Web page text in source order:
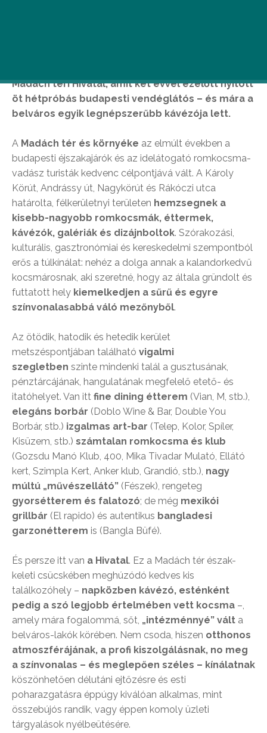
Madách téri Hivatal, amit két évvel ezelőtt nyitott
öt hétpróbás budapesti vendéglátós – és mára a
belváros egyik legnépszerűbb kávézója lett.
A Madách tér és környéke az elmúlt években a
budapesti éjszakajárók és az idelátogató romkocsma-
vadász turisták kedvenc célpontjává vált. A Károly
Körút, Andrássy út, Nagykörút és Rákóczi utca
határolta, félkerületnyi területen hemzsegnek a
kisebb-nagyobb romkocsmák, éttermek,
kávézók, galériák és dizájnboltok. Szórakozási,
kulturális, gasztronómiai és kereskedelmi szempontból
erős a túlkínálat: nehéz a dolga annak a kalandorkedvű
kocsmárosnak, aki szeretné, hogy az általa gründolt és
futtatott hely kiemelkedjen a sűrű és egyre
színvonalasabbá váló mezőnyből.
Az ötödik, hatodik és hetedik kerület
metszéspontjában található vigalmi
szegletben szinte mindenki talál a gusztusának,
pénztárcájának, hangulatának megfelelő etető- és
itatóhelyet. Van itt fine dining étterem (Vian, M, stb.),
elegáns borbár (Doblo Wine & Bar, Double You
Borbár, stb.) izgalmas art-bar (Telep, Kolor, Spíler,
Kisüzem, stb.) számtalan romkocsma és klub
(Gozsdu Manó Klub, 400, Mika Tivadar Mulató, Ellátó
kert, Szimpla Kert, Anker klub, Grandió, stb.), nagy
múltú „művészellátó” (Fészek), rengeteg
gyorsétterem és falatozó; de még mexikói
grillbár (El rapido) és autentikus bangladesi
garzonétterem is (Bangla Büfé).
És persze itt van a Hivatal. Ez a Madách tér észak-
keleti csücskében meghúzódó kedves kis
találkozóhely – napközben kávézó, esténként
pedig a szó legjobb értelmében vett kocsma –,
amely mára fogalommá, sőt, „intézménnyé” vált a
belváros-lakók körében. Nem csoda, hiszen otthonos
atmoszférájának, a profi kiszolgálásnak, no meg
a színvonalas – és meglepően széles – kínálatnak
köszönhetően délutáni ejtőzésre és esti
poharazgatásra éppúgy kiválóan alkalmas, mint
összebújós randik, vagy éppen komoly üzleti
tárgyalások nyélbeütésére.